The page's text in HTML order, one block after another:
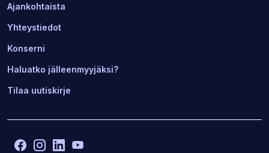
Ajankohtaista
Yhteystiedot
Konserni
Haluatko jälleenmyyjäksi?
Tilaa uutiskirje
Facebook
(AvaaInstagram
(Avaa LinkedIn
(Avaa